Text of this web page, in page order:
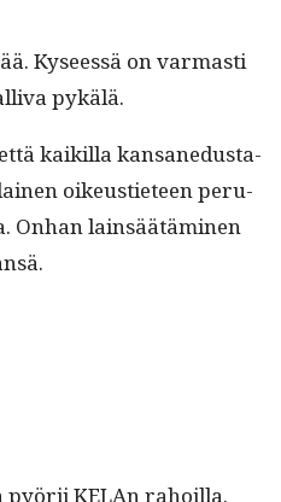
Kyseessä on var­masti
pykälä.
kaikil­la kansane­dus­ta­
oikeusti­eteen peru­
Onhan lain­säätämi­nen
pyörii KELAn rahoil­la.